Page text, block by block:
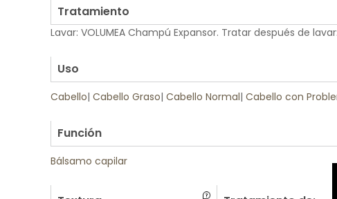
Tratamiento
Lavar: VOLUMEA Champú Expansor. Tratar después de
Uso
Cabello| Cabello Graso| Cabello Normal| Cabello con
Función
Bálsamo capilar